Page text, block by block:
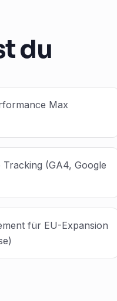
du
Max
(GA4, Google
für EU-Expansion